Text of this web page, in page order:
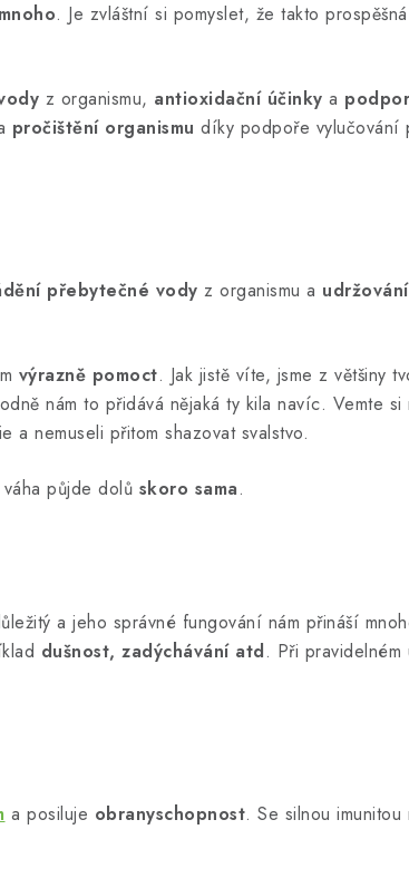
. Je zvláštní si pomyslet, že takto
z organismu, antioxidační účinky a
pročištění organismu díky podpoře vylučování
přebytečné vody z organismu a
výrazně pomoct. Jak jistě víte, jsme z většiny
nám to přidává nějaká ty kila navíc. Vemte
a nemuseli přitom shazovat svalstvo.
půjde dolů skoro sama.
a jeho správné fungování nám přináší
dušnost, zadýchávání atd. Při
a posiluje obranyschopnost. Se silnou